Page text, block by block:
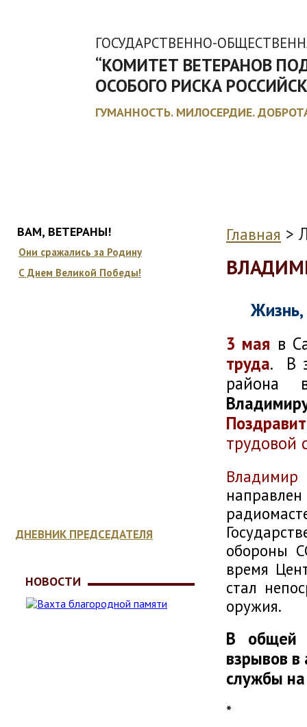
ГОСУДАРСТВЕННО-
“КОМИТЕТ ВЕТЕРАНОВ
ОСОБОГО РИСКА
ГУМАННОСТЬ. МИЛОСЕРДИЕ.
ВАМ, ВЕТЕРАНЫ!
Они сражались за Родину
С Днем Великой Победы!
ДНЕВНИК ПРЕДСЕДАТЕЛЯ
НОВОСТИ
Главная >
Жизнь,
3 мая в
труда. В
района
трудовой
Владимир
обороны
время
стал
оружия.
В общей
взрывов
службы
*